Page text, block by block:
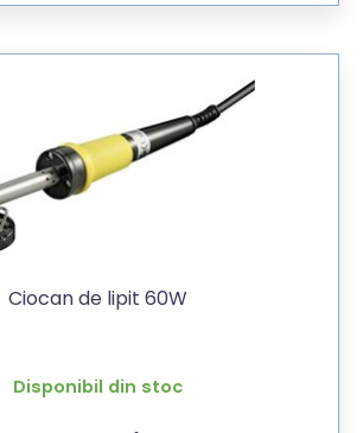
Ciocan de lipit 60W
Disponibil din stoc